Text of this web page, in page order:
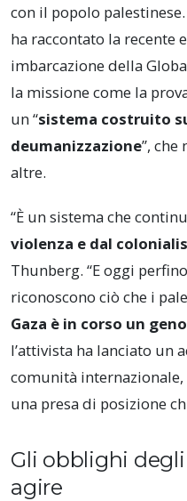
con il popolo
ha raccontato la recente
imbarcazione della
la missione come la
un “sistema costruito
deumanizzazione”,
altre.
“È un sistema che
violenza e dal
Thunberg. “E oggi
riconoscono ciò che i
Gaza è in corso un
l’attivista ha lanciato un
comunità
una presa di posizione
Gli obblighi
agire